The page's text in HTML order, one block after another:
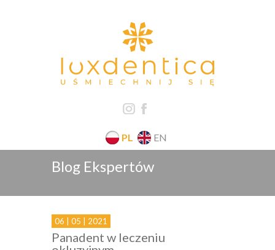
PL EN
Blog Ekspertów
06 | 05 | 2021
Panadent w leczeniu